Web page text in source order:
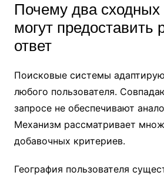
Почему два сходных
могут предоставить
ответ
Поисковые системы
любого пользователя.
запросе не обеспечивают
Механизм рассматривает
добавочных критериев.
География пользователя